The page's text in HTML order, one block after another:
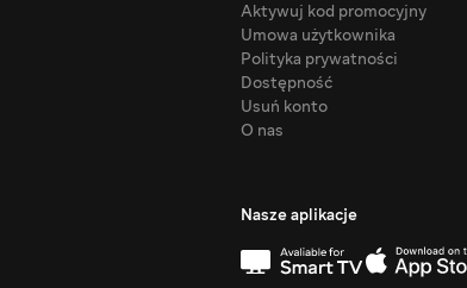
Aktywuj kod promocyjny
Umowa użytkownika
Polityka prywatności
Dostępność
Usuń konto
O nas
Nasze aplikacje